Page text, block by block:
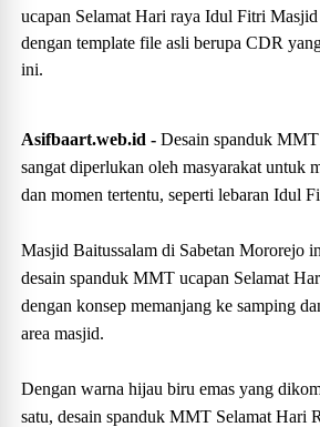
ucapan Selamat Hari raya Idul Fitri
dengan template file asli berupa CDR
ini.
Asifbaart.web.id -Desain spanduk
sangat diperlukan oleh masyarakat untuk
dan momen tertentu, seperti lebaran Idul
Masjid Baitussalam di Sabetan Mororejo
desain spanduk MMT ucapan Selamat
dengan konsep memanjang ke samping
area masjid.
Dengan warna hijau biru emas yang
satu, desain spanduk MMT Selamat Hari